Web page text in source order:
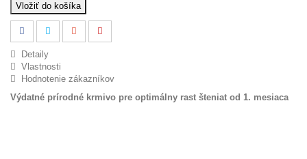
Vložiť do košíka
Detaily
Vlastnosti
Hodnotenie zákazníkov
Výdatné prírodné krmivo pre optimálny rast šteniat od 1. mesiaca